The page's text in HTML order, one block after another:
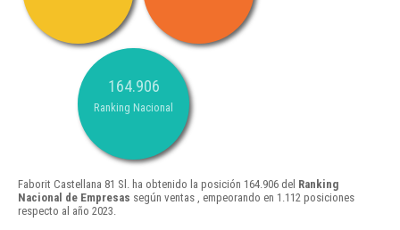
164.906
Ranking Nacional
Faborit Castellana 81 Sl. ha obtenido la posición 164.906 del Ranking
Nacional de Empresas según ventas , empeorando en 1.112 posiciones
respecto al año 2023.